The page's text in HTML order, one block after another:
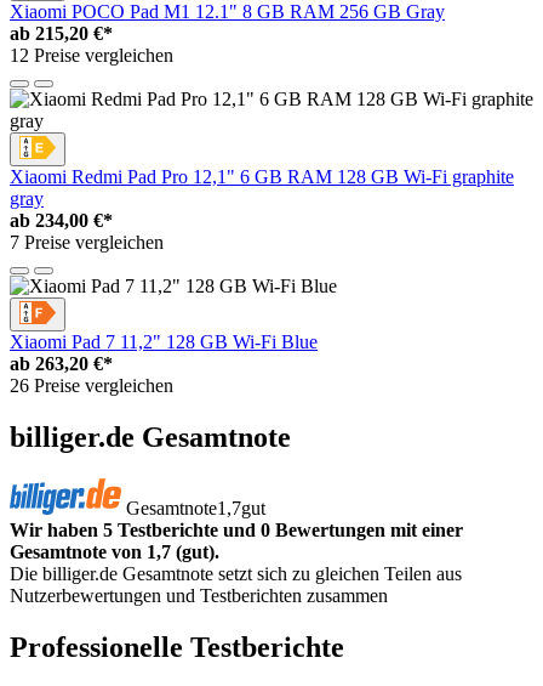
Xiaomi POCO Pad M1 12.1" 8 GB RAM 256 GB Gray
ab 215,20 €*
12 Preise vergleichen
Xiaomi Redmi Pad Pro 12,1" 6 GB RAM 128 GB Wi-Fi graphite
gray
ab 234,00 €*
7 Preise vergleichen
Xiaomi Pad 7 11,2" 128 GB Wi-Fi Blue
ab 263,20 €*
26 Preise vergleichen
billiger.de Gesamtnote
Gesamtnote1,7gut
Wir haben 5 Testberichte und 0 Bewertungen mit einer
Gesamtnote von 1,7 (gut).
Die billiger.de Gesamtnote setzt sich zu gleichen Teilen aus
Nutzerbewertungen und Testberichten zusammen
Professionelle Testberichte